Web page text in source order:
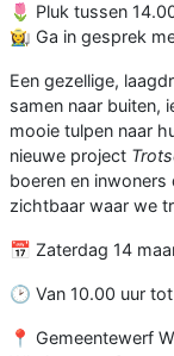
🌷 Pluk tussen
👩‍🌾 Ga in gesprek
Een gezellige,
samen naar buiten,
mooie tulpen naar
nieuwe project
boeren en inwoners
zichtbaar waar we
📅 Zaterdag 14
🕑 Van 10.00 uur
📍 Gemeentewerf